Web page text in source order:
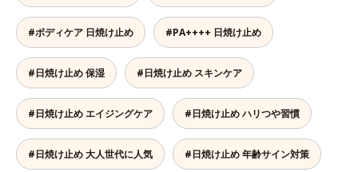
#ボディケア 日焼け止め #PA++++ 日焼け止め
#日焼け止め 保湿 #日焼け止め スキンケア
#日焼け止め エイジングケア #日焼け止め ハリつや習慣
#日焼け止め 大人世代に人気 #日焼け止め 年齢サイン対策